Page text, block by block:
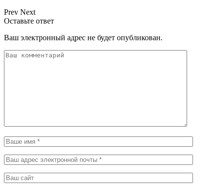
Prev Next
Оставьте ответ
Ваш электронный адрес не будет опубликован.